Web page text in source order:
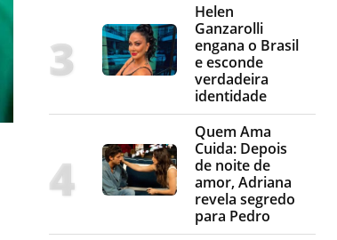
Helen
Ganzarolli
engana o Brasil
e esconde
verdadeira
identidade
Quem Ama
Cuida: Depois
de noite de
amor, Adriana
revela segredo
para Pedro